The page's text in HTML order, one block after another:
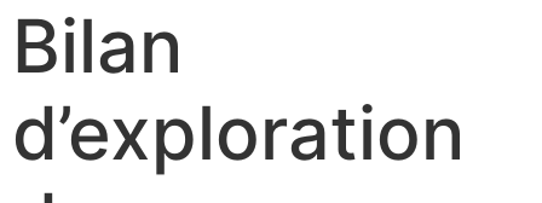
Bilan
d’exploration